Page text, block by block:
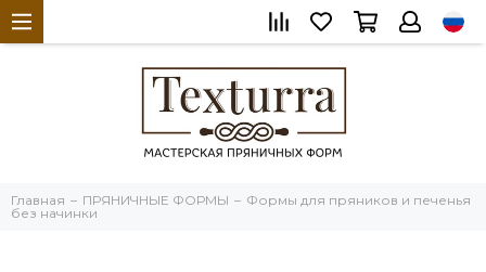
Главная ПРЯНИЧНЫЕ ФОРМЫ
Формы для пряников и печенья
без начинки